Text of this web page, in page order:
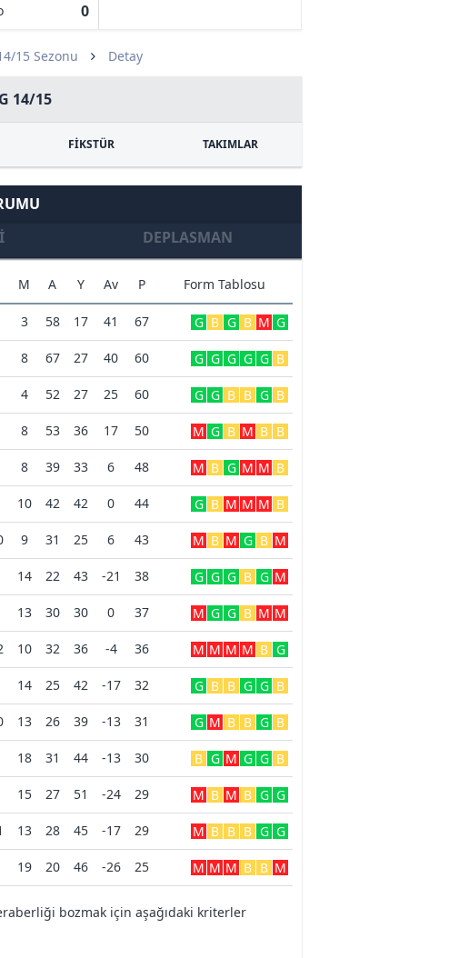
0
15 Sezonu Detay
14/15
FİKSTÜR TAKIMLAR
DEPLASMAN
M A Y Av P Form Tablosu
3 58 17 41 67 G B G B M G
8 67 27 40 60 G G G G G B
4 52 27 25 60 G G B B G B
8 53 36 17 50 M G B M B B
8 39 33 6 48 M B G M M B
10 42 42 0 44 G B M M M B
9 31 25 6 43 M B M G B M
14 22 43 -21 38 G G G B G M
13 30 30 0 37 M G G B M M
10 32 36 -4 36 M M M M B G
14 25 42 -17 32 G B B G G B
13 26 39 -13 31 G M B B G B
18 31 44 -13 30 B G M G G B
15 27 51 -24 29 M B M B G G
13 28 45 -17 29 M B B B G G
19 20 46 -26 25 M M M B B M
bozmak için aşağıdaki kriterler